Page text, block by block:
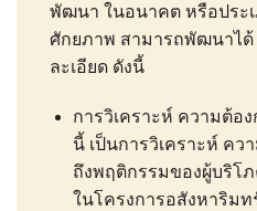
พัฒนา ในอนาคต หรือประ
ศักยภาพ สามารถพัฒนาได้
ละเอียด ดังนี้
การวิเคราะห์ ความต้อ
นี้ เป็นการวิเคราะห์ คว
ถึงพฤติกรรมของผู้บริโ
ในโครงการอสังหาริม